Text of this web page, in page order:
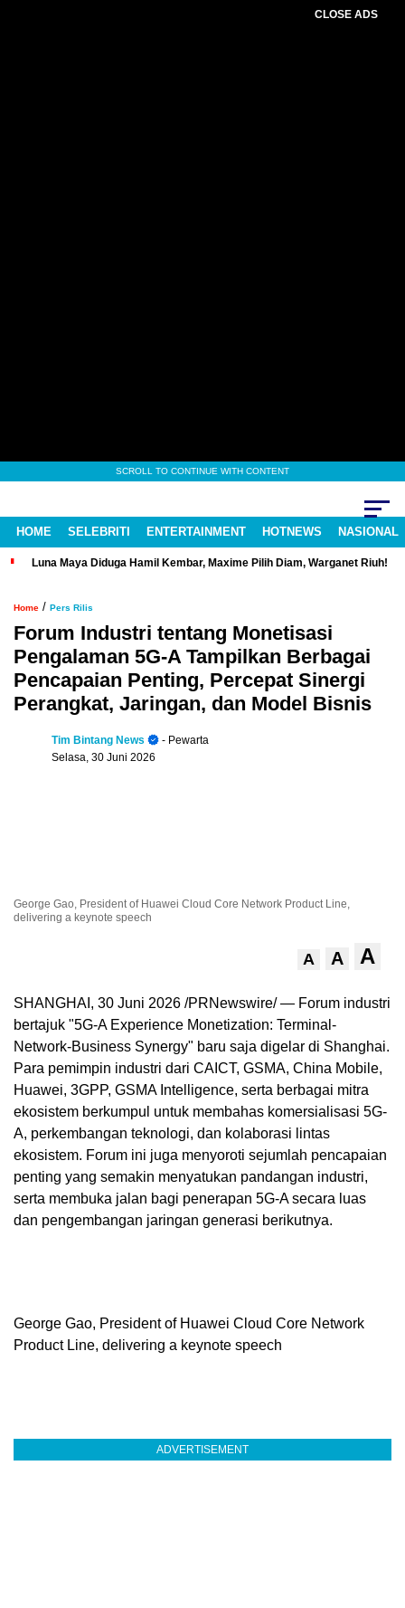
CLOSE ADS
SCROLL TO CONTINUE WITH CONTENT
HOME SELEBRITI ENTERTAINMENT HOTNEWS NASIONAL
Luna Maya Diduga Hamil Kembar, Maxime Pilih Diam, Warganet Riuh!
Home / Pers Rilis
Forum Industri tentang Monetisasi
Pengalaman 5G-A Tampilkan Berbagai
Pencapaian Penting, Percepat Sinergi
Perangkat, Jaringan, dan Model Bisnis
Tim Bintang News
- Pewarta
Selasa, 30 Juni 2026
George Gao, President of Huawei Cloud Core Network Product Line,
delivering a keynote speech
A A A
SHANGHAI, 30 Juni 2026 /PRNewswire/ — Forum industri
bertajuk "5G-A Experience Monetization: Terminal-
Network-Business Synergy" baru saja digelar di Shanghai.
Para pemimpin industri dari CAICT, GSMA, China Mobile,
Huawei, 3GPP, GSMA Intelligence, serta berbagai mitra
ekosistem berkumpul untuk membahas komersialisasi 5G-
A, perkembangan teknologi, dan kolaborasi lintas
ekosistem. Forum ini juga menyoroti sejumlah pencapaian
penting yang semakin menyatukan pandangan industri,
serta membuka jalan bagi penerapan 5G-A secara luas
dan pengembangan jaringan generasi berikutnya.
George Gao, President of Huawei Cloud Core Network
Product Line, delivering a keynote speech
ADVERTISEMENT